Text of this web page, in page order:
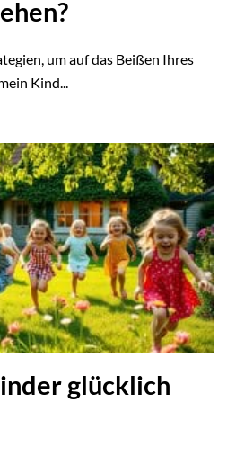
um auf das Beißen Ihres
Kind...
glücklich